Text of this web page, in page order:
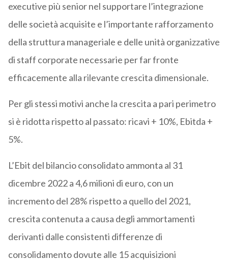
executive più senior nel supportare l’integrazione
delle società acquisite e l’importante rafforzamento
della struttura manageriale e delle unità organizzative
di staff corporate necessarie per far fronte
efficacemente alla rilevante crescita dimensionale.
Per gli stessi motivi anche la crescita a pari perimetro
si è ridotta rispetto al passato: ricavi + 10%, Ebitda +
5%.
L’Ebit del bilancio consolidato ammonta al 31
dicembre 2022 a 4,6 milioni di euro, con un
incremento del 28% rispetto a quello del 2021,
crescita contenuta a causa degli ammortamenti
derivanti dalle consistenti differenze di
consolidamento dovute alle 15 acquisizioni